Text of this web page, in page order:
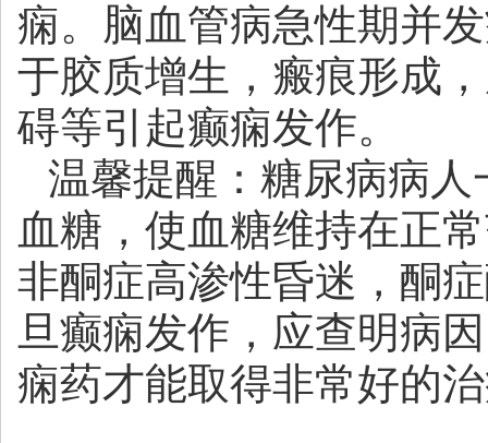
痫。脑血管病急性期并
于胶质增生，瘢痕形成
碍等引起癫痫发作。
温馨提醒：糖尿病病
血糖，使血糖维持在正
非酮症高渗性昏迷，酮
旦癫痫发作，应查明病
痫药才能取得非常好的